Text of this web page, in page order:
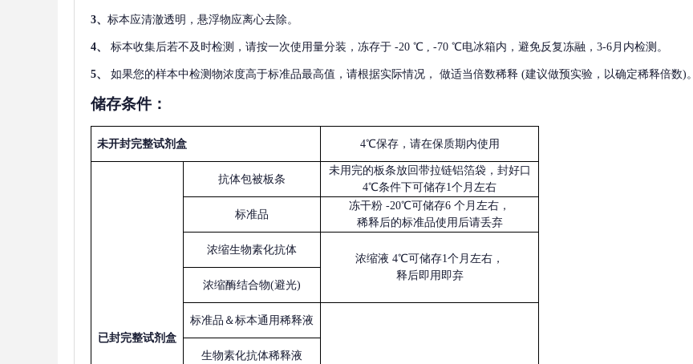
3、 标本应清澈透明，悬浮物应离心去除。
4、 标本收集后若不及时检测，请按一次使用量分装，冻存于 -20 ℃ , -70 ℃电冰箱内，避免反复冻融，3-6月内检测。
5、 如果您的样本中检测物浓度高于标准品最高值，请根据实际情况， 做适当倍数稀释 (建议做预实验，以确定稀释倍数)。
储存条件：
未开封完整试剂盒 4℃保存，请在保质期内使用
已封完整试剂盒
抗体包被板条
未用完的板条放回带拉链铝箔袋，封好口
4℃条件下可储存1个月左右
标准品
冻干粉 -20℃可储存6 个月左右，
稀释后的标准品使用后请丢弃
浓缩生物素化抗体
浓缩液 4℃可储存1个月左右，
释后即用即弃
浓缩酶结合物(避光)
标准品＆标本通用稀释液
生物素化抗体稀释液